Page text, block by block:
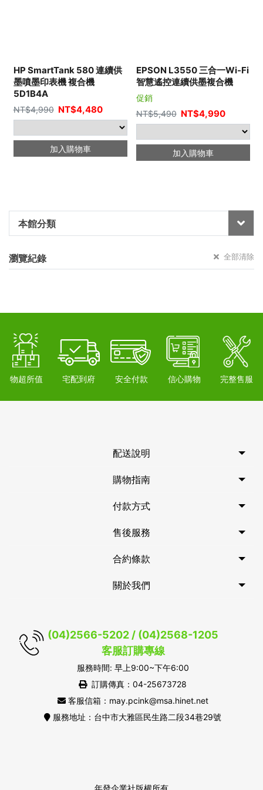
本館分類
瀏覽紀錄 全部清除
HP SmartTank 580 連續供
墨噴墨印表機 複合機
5D1B4A
NT$4,990 NT$4,480
加入購物車
EPSON L3550 三合一Wi-Fi
智慧遙控連續供墨複合機
促銷
NT$5,490 NT$4,990
加入購物車
物超所值 宅配到府 安全付款 信心購物 完整售服
配送說明
購物指南
付款方式
售後服務
合約條款
關於我們
(04)2566-5202 / (04)2568-1205
客服訂購專線
服務時間: 早上9:00~下午6:00
訂購傳真：04-25673728
客服信箱：may.pcink@msa.hinet.net
服務地址：台中市大雅區民生路二段34巷29號
年發企業社版權所有